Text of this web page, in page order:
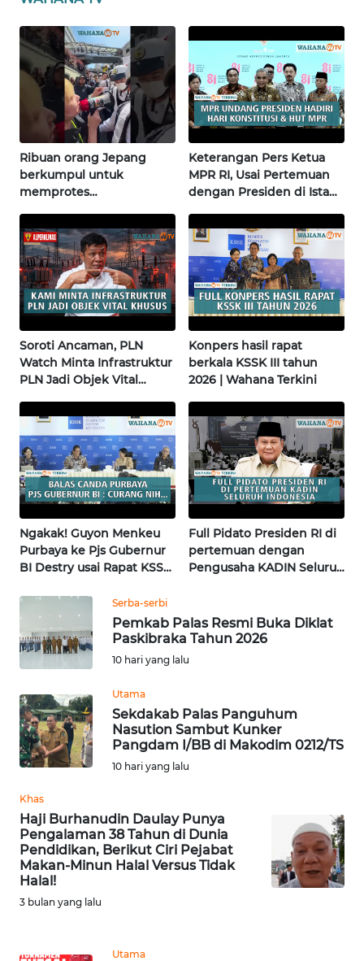
Ribuan orang Jepang
berkumpul untuk
memprotes
pertama di Fujisawa
Keterangan Pers Ketua
MPR RI, Usai Pertemuan
dengan Presiden di Istana
Soroti Ancaman, PLN
Watch Minta Infrastruktur
PLN Jadi Objek Vital
Research
Konpers hasil rapat
berkala KSSK III tahun
2026 | Wahana Terkini
Ngakak! Guyon Menkeu
Purbaya ke Pjs Gubernur
BI Destry usai Rapat KSSK
Full Pidato Presiden RI di
pertemuan dengan
Pengusaha KADIN Seluruh
Serba-serbi
Pemkab Palas Resmi Buka Diklat
Paskibraka Tahun 2026
10 hari yang lalu
Utama
Sekdakab Palas Panguhum
Nasution Sambut Kunker
Pangdam I/BB di Makodim 0212/TS
10 hari yang lalu
Khas
Haji Burhanudin Daulay Punya
Pengalaman 38 Tahun di Dunia
Pendidikan, Berikut Ciri Pejabat
Makan-Minun Halal Versus Tidak
Halal!
3 bulan yang lalu
Utama
WN
WN
JATIM
BALI
KALBAR
WN
KALTENG
WN
WN
KALSEL
WN
KALTIM
WN
SULSEL
WN
GORONTALO
SULUT
WN
WN
MALUT
DAIRI
WN
DANAU
TOBA